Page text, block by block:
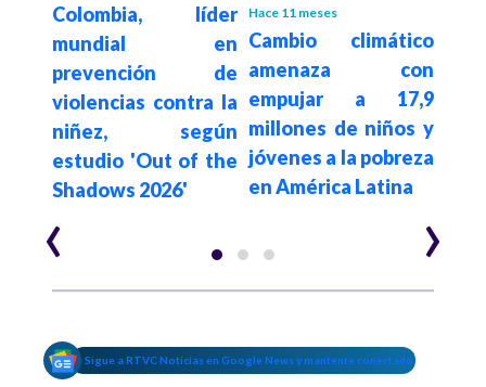
Colombia, líder
mundial en
prevención de
violencias contra la
niñez, según
estudio 'Out of the
Shadows 2026'
Hace 11 meses
Cambio climático
amenaza con
empujar a 17,9
millones de niños y
jóvenes a la pobreza
en América Latina
‹ ›
Sigue a RTVC Noticias en Google News y mantente conectado